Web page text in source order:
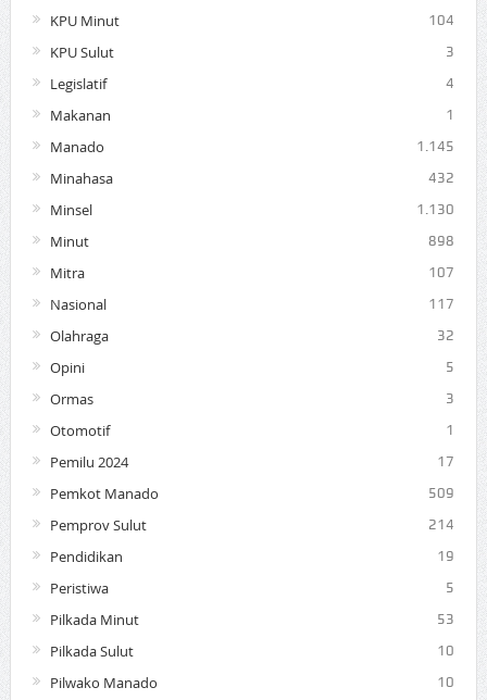
KPU Minut 104
KPU Sulut 3
Legislatif 4
Makanan 1
Manado 1.145
Minahasa 432
Minsel 1.130
Minut 898
Mitra 107
Nasional 117
Olahraga 32
Opini 5
Ormas 3
Otomotif 1
Pemilu 2024 17
Pemkot Manado 509
Pemprov Sulut 214
Pendidikan 19
Peristiwa 5
Pilkada Minut 53
Pilkada Sulut 10
Pilwako Manado 10